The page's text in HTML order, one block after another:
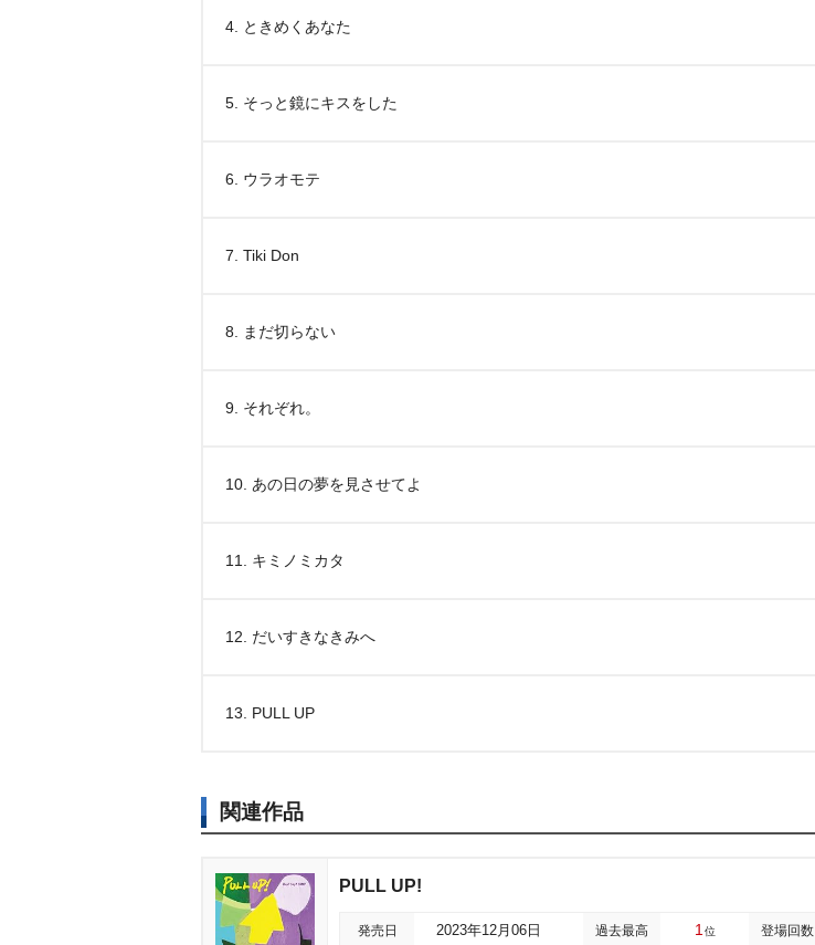
4. ときめくあなた
5. そっと鏡にキスをした
6. ウラオモテ
7. Tiki Don
8. まだ切らない
9. それぞれ。
10. あの日の夢を見させてよ
11. キミノミカタ
12. だいすきなきみへ
13. PULL UP
関連作品
PULL UP!
発売日 2023年12月06日 過去最高 1 位 登場回数